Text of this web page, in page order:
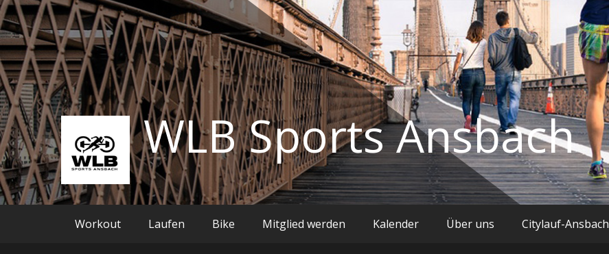
WLB Sports Ansbach
Workout Laufen Bike Mitglied werden Kalender Über uns Citylauf-Ansbach